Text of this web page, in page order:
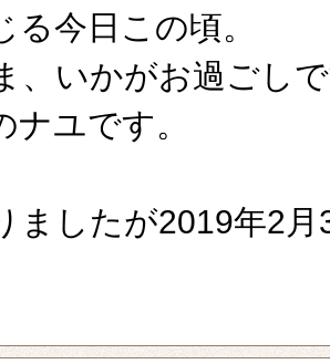
る今日この頃。
、いかがお過ごし
ナユです。
ましたが2019年2月